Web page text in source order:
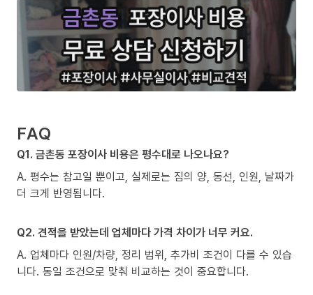
FAQ
Q1. 금촌동 포장이사 비용은 평수대로 나오나요?
A. 평수는 참고일 뿐이고, 실제로는 짐의 양, 동선, 인원, 날짜가
더 크게 반영됩니다.
Q2. 견적을 받았는데 업체마다 가격 차이가 너무 커요.
A. 업체마다 인원/차량, 정리 범위, 추가비 조건이 다를 수 있습
니다. 동일 조건으로 맞춰 비교하는 것이 중요합니다.